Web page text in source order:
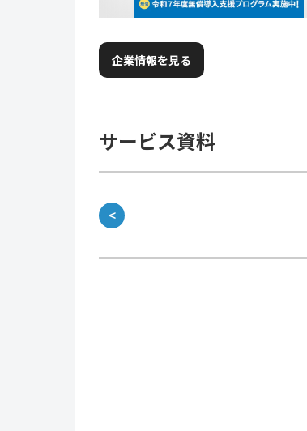
企業情報を見る
サービス資料
＜